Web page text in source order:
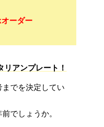
ーダー
アンプレート！
でを決定してい
でしょうか。